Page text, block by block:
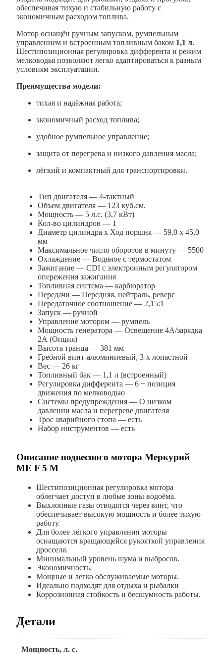
обеспечивая тихую и стабильную работу с
экономичным расходом топлива.
Мотор оснащён ручным запуском, румпельным
управлением и встроенным топливным баком 1,1 л.
Шестипозиционная регулировка дифферента и режим
мелководья позволяют легко адаптироваться к разным
условиям эксплуатации.
Преимущества модели:
тихая и надёжная работа;
экономичный расход топлива;
удобное румпельное управление;
защита от перегрева и низкого давления масла;
лёгкий и компактный для транспортировки.
Тип двигателя — 4-тактный
Объем двигателя — 123 куб.см.
Мощность — 5 л.с. (3,7 кВт)
Кол-во цилиндров — 1
Диаметр цилиндра х Ход поршня — 59,0 х 45,0
мм
Максимальное число оборотов в минуту — 5500
Охлаждение — Водяное с термостатом
Зажигание — CDI с электронным регулятором
опережения зажигания
Топливная система — карбюратор
Передачи — Передняя, нейтраль, реверс
Передаточное соотношение — 2,15:1
Запуск — ручной
Управление мотором — румпель
Мощность генератора — Освещение 4А/зарядка
2А (Опция)
Высота транца — 381 мм
Гребной винт-алюминиевый, 3-х лопастной
Вес — 26 кг
Топливный бак — 1,1 л (встроенный)
Регулировка дифферента — 6 + позиция
движения по мелководью
Системы предупреждения — О низком
давлении масла и перегреве двигателя
Трос аварийного стопа — есть
Набор инструментов — есть
Описание подвесного мотора Меркурий
ME F 5 M
Шестипозиционная регулировка мотора
облегчает доступ в любые зоны водоёма.
Выхлопные газы отводятся через винт, что
обеспечивает высокую мощность и более тихую
работу.
Для более лёгкого управления моторы
оснащаются вращающейся рукояткой управления
дросселя.
Минимальный уровень шума и выбросов.
Экономичность.
Мощные и легко обслуживаемые моторы.
Идеально подходят для отдыха и рыбалки
Коррозионная стойкость и бесшумность работы.
Детали
Мощность, л. с.